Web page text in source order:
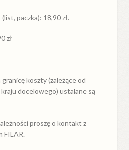
paczka): 18,90 zł.
zł
granicękoszty (zależące od
kraju docelowego) ustalane są
proszę o kontakt z
FILAR.